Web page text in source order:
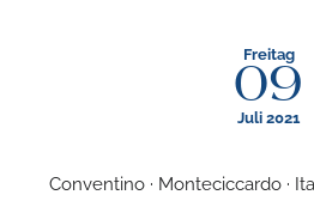
Freitag
09
Juli 2021
Conventino · Monteciccardo ·